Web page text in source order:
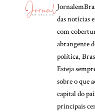
das notícias
com
abrangente
política,
Esteja
sobre o que
capital do
principais